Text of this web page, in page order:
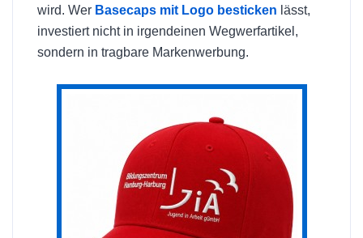
wird. Wer Basecaps mit Logo besticken lässt,
investiert nicht in irgendeinen Wegwerfartikel,
sondern in tragbare Markenwerbung.